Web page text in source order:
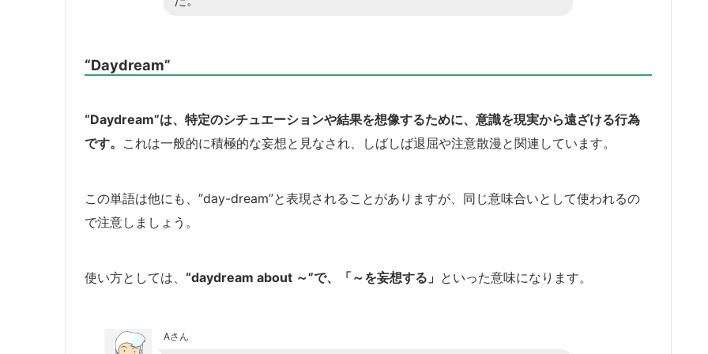
“Daydream”
“Daydream”は、特定のシチュエーションや結果を想像するために、意識を現実から遠ざける行為
です。 これは一般的に積極的な妄想と見なされ、しばしば退屈や注意散漫と関連しています。
この単語は他にも、”day-dream”と表現されることがありますが、同じ意味合いとして使われるの
で注意しましょう。
使い方としては、 “daydream about ～”で、「～を妄想する」 といった意味になります。
Aさん